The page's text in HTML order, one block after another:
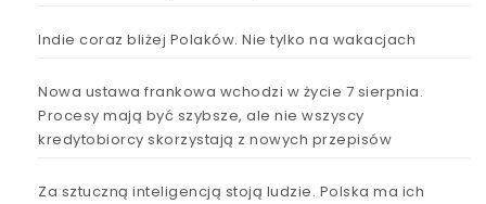
Indie coraz bliżej Polaków. Nie tylko na wakacjach
Nowa ustawa frankowa wchodzi w życie 7 sierpnia.
Procesy mają być szybsze, ale nie wszyscy
kredytobiorcy skorzystają z nowych przepisów
Za sztuczną inteligencją stoją ludzie. Polska ma ich